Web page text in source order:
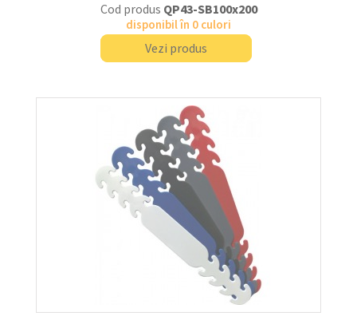
Cod produs QP43-SB100x200
disponibil în 0 culori
Vezi produs